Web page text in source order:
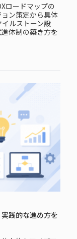
ロードマップの
ン策定から具体
ルストーン設
体制の築き方を
践的な進め方を